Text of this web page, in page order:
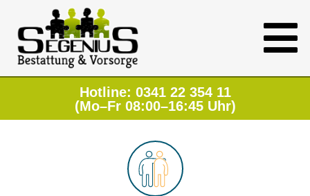
Hotline: 0341 22 354 11
(Mo–Fr 08:00–16:45 Uhr)